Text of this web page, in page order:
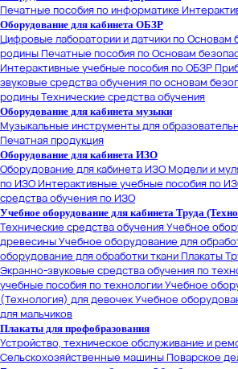
Печатные пособия по информатике
Оборудование для кабинета ОБЗР
Цифровые лаборатории и датчики по Основам
родиныПечатные пособия по Основам
Интерактивные учебные пособия по ОБЗР
звуковые средства обучения по основам
родиныТехнические средства обучения
Оборудование для кабинета музыки
Музыкальные инструменты для
Печатная продукция
Оборудование для кабинета ИЗО
Оборудование для кабинета ИЗОМодели и
по ИЗО Интерактивные учебные пособия по
средства обучения по ИЗО
Учебное оборудование для кабинета Труда
Технические средства обученияУчебное
древесиныУчебное оборудование для
оборудование для обработки тканиПлакаты
Экранно-звуковые средства обучения по
учебные пособия по технологииУчебное
(Технология) для девочекУчебное
для мальчиков
Плакаты для профобразования
Устройство, техническое обслуживание и
Сельскохозяйственные машиныПоварское